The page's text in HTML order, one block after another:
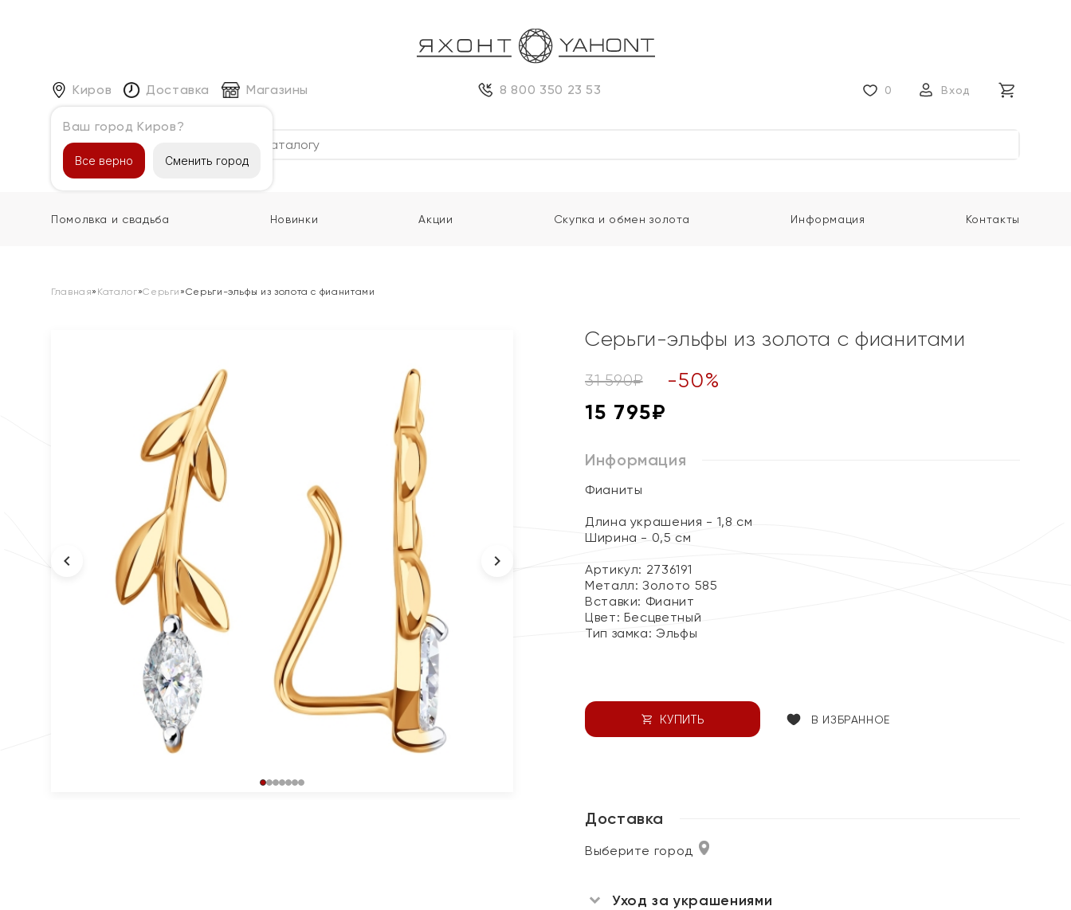
Киров
Ваш город Киров?
Все верно Сменить город
Доставка Магазины 8 800 350 23 53 0 Вход
Каталог
Помолвка и свадьба Новинки Акции Скупка и обмен золота Информация Контакты
Главная» Каталог»Серьги »Серьги-эльфы из золота с фианитами
Серьги-эльфы из золота с фианитами
31 590₽ -50%
15 795₽
Информация
Фианиты
Длина украшения - 1,8 см
Ширина - 0,5 см
Артикул: 2736191
Металл:Золото 585
Вставки: Фианит
Цвет: Бесцветный
Тип замка:Эльфы
КУПИТЬ В ИЗБРАННОЕ
Доставка
Выберите город
Уход за украшениями